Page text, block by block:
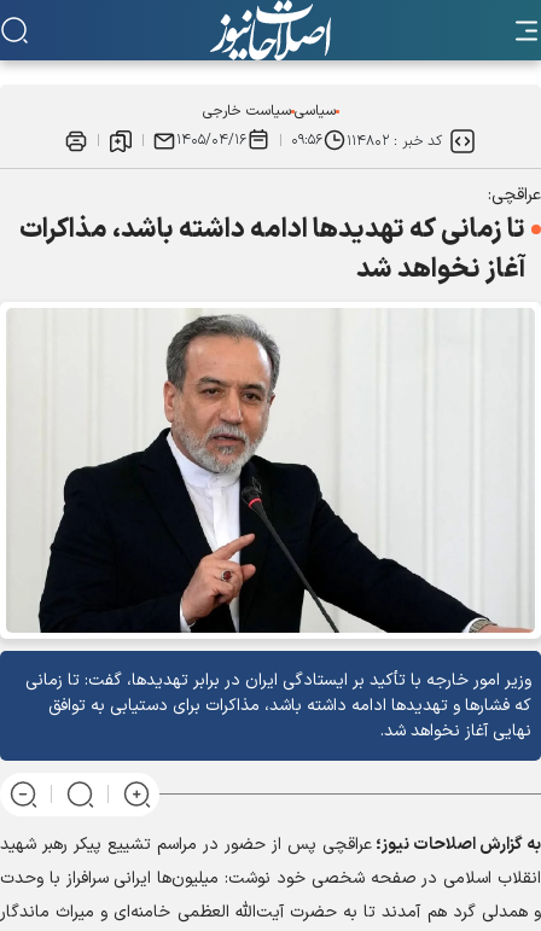
سیاسیسیاست خارجی
کد خبر :۱۱۴۸۰۲ ۰۹:۵۶ ۱۴۰۵/۰۴/۱۶
عراقچی:
تا زمانی که تهدیدها ادامه داشته باشد، مذاکرات
آغاز نخواهد شد
وزیر امور خارجه با تأکید بر ایستادگی ایران در برابر تهدیدها، گفت: تا زمانی
که فشارها و تهدیدها ادامه داشته باشد، مذاکرات برای دستیابی به توافق
نهایی آغاز نخواهد شد.
به گزارشاصلاحات نیوز؛عراقچی پس از حضور در مراسم تشییع پیکر رهبر شهید
انقلاب اسلامی در صفحه شخصی خود نوشت: میلیون‌ها ایرانی سرافراز با وحدت
و همدلی گرد هم آمدند تا به حضرت آیت‌الله العظمی خامنه‌ای و میراث ماندگار